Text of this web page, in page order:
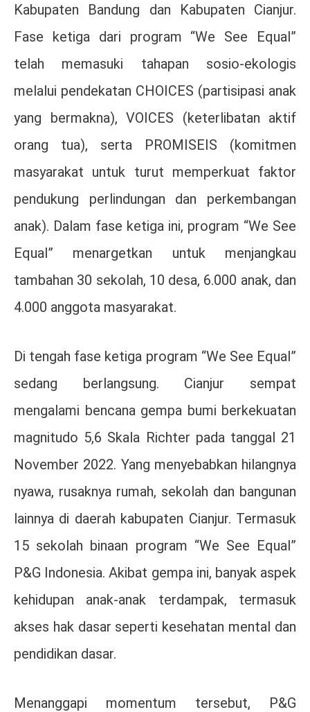
Kabupaten Bandung dan Kabupaten Cianjur.
Fase ketiga dari program “We See Equal”
telah memasuki tahapan sosio-ekologis
melalui pendekatan CHOICES (partisipasi anak
yang bermakna), VOICES (keterlibatan aktif
orang tua), serta PROMISEIS (komitmen
masyarakat untuk turut memperkuat faktor
pendukung perlindungan dan perkembangan
anak). Dalam fase ketiga ini, program “We See
Equal” menargetkan untuk menjangkau
tambahan 30 sekolah, 10 desa, 6.000 anak, dan
4.000 anggota masyarakat.
Di tengah fase ketiga program “We See Equal”
sedang berlangsung. Cianjur sempat
mengalami bencana gempa bumi berkekuatan
magnitudo 5,6 Skala Richter pada tanggal 21
November 2022. Yang menyebabkan hilangnya
nyawa, rusaknya rumah, sekolah dan bangunan
lainnya di daerah kabupaten Cianjur. Termasuk
15 sekolah binaan program “We See Equal”
P&G Indonesia. Akibat gempa ini, banyak aspek
kehidupan anak-anak terdampak, termasuk
akses hak dasar seperti kesehatan mental dan
pendidikan dasar.
Menanggapi momentum tersebut, P&G